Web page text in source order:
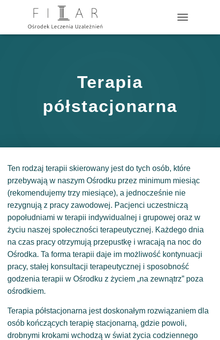
R
A
J
Terapia
półstacjonarna
Ten rodzaj terapii skierowany jest do tych osób, które
przebywają w naszym Ośrodku przez minimum miesiąc
(rekomendujemy trzy miesiące), a jednocześnie nie
rezygnują z pracy zawodowej. Pacjenci uczestniczą
popołudniami w terapii indywidualnej i grupowej oraz w
życiu naszej społeczności terapeutycznej. Każdego dnia
na czas pracy otrzymują przepustkę i wracają na noc do
Ośrodka. Ta forma terapii daje im możliwość kontynuacji
pracy, stałej konsultacji terapeutycznej i sposobność
godzenia terapii w Ośrodku z życiem „na zewnątrz” poza
ośrodkiem.
Terapia półstacjonarna jest doskonałym rozwiązaniem dla
osób kończących terapię stacjonarną, gdzie powoli,
drobnymi krokami wchodzą w świat życia codziennego